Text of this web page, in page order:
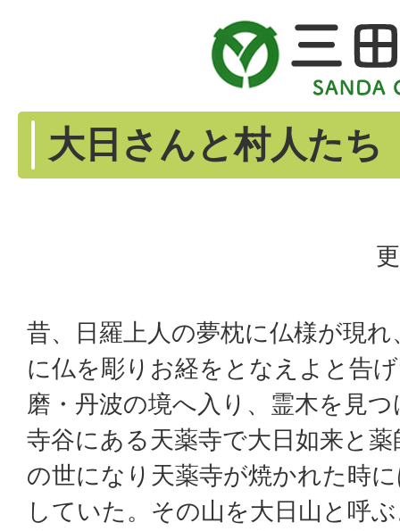
大日さんと村人たち
昔、日羅上人の夢枕に仏様が現
に仏を彫りお経をとなえよと告
磨・丹波の境へ入り、霊木を見
寺谷にある天薬寺で大日如来と
の世になり天薬寺が焼かれた時
していた。その山を大日山と呼